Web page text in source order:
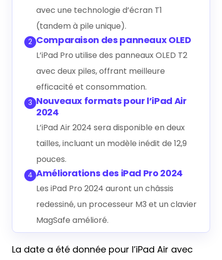
avec une technologie d’écran T1
(tandem à pile unique).
2 Comparaison des panneaux OLED
L’iPad Pro utilise des panneaux OLED T2
avec deux piles, offrant meilleure
efficacité et consommation.
3 Nouveaux formats pour l’iPad Air
2024
L’iPad Air 2024 sera disponible en deux
tailles, incluant un modèle inédit de 12,9
pouces.
4 Améliorations des iPad Pro 2024
Les iPad Pro 2024 auront un châssis
redessiné, un processeur M3 et un clavier
MagSafe amélioré.
La date a été donnée pour l’iPad Air avec